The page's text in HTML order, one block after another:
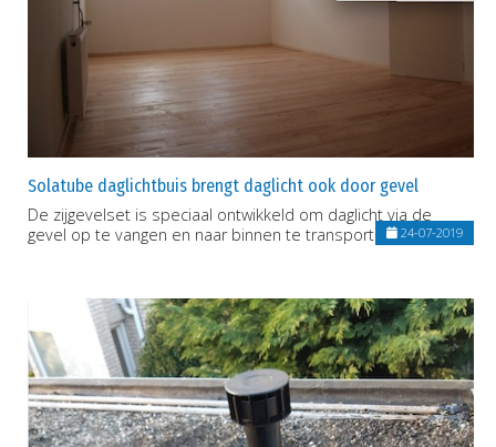
Solatube daglichtbuis brengt daglicht ook door gevel
De zijgevelset is speciaal ontwikkeld om daglicht via de
gevel op te vangen en naar binnen te transporteren24-07-2019